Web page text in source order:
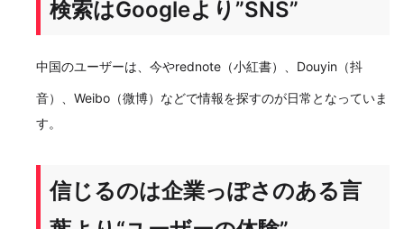
検索はGoogleより”SNS”
中国のユーザーは、今やrednote（小紅書）、Douyin（抖
音）、Weibo（微博）などで情報を探すのが日常となっていま
す。
信じるのは企業っぽさのある言